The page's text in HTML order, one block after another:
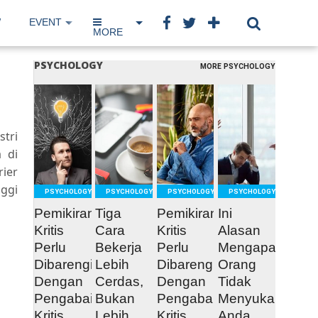
EVENT IP NETWORK
BOOK
MORE
di
PSYCHOLOGY MORE PSYCHOLOGY
READ
MORE
PSYCHOLOGY
Pemikiran
Kritis
Perlu
Dibarengi
Dengan
Pengabaian
READ
MORE
PSYCHOLOGY
Tiga
Cara
Bekerja
Lebih
Cerdas,
Bukan
READ
MORE
PSYCHOLOGY
Pemikiran
Kritis
Perlu
Dibarengi
Dengan
Pengabaian
MORE
PSYCHOLOGY
Ini
Alasan
Mengapa
Orang
Tidak
Menyukai